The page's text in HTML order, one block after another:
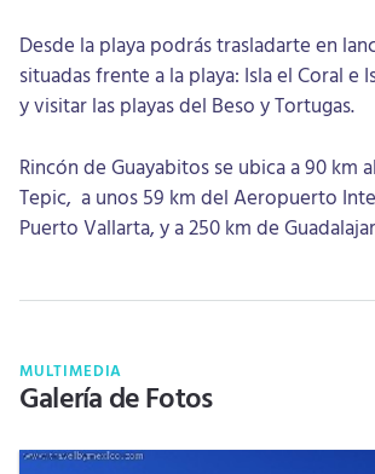
Desde la playa podrás trasladarte en
situadas frente a la playa: Isla el Coral e
y visitar las playas del Beso y Tortugas.
Rincón de Guayabitos se ubica a 90 km
Tepic, a unos 59 km del Aeropuerto
Puerto Vallarta, y a 250 km de
MULTIMEDIA
Galería de Fotos